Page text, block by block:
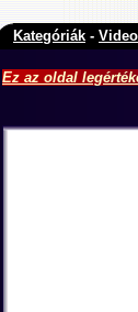
Kategóriák -
Ez az oldal